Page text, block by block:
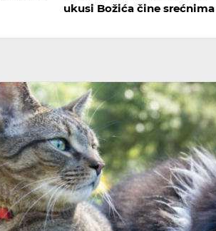
ukusi Božića čine srećnima